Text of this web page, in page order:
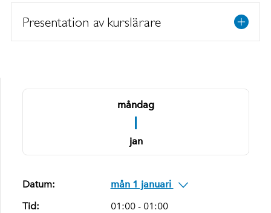
måndag
1
jan
Datum:
mån 1 januari
Tid:
01:00 - 01:00
Presentation av kurslärare